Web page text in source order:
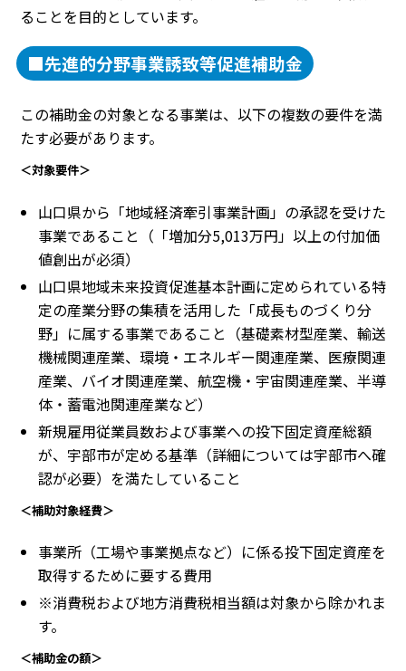
ることを目的としています。
■先進的分野事業誘致等促進補助金
この補助金の対象となる事業は、以下の複数の要件を満
たす必要があります。
＜対象要件＞
山口県から「地域経済牽引事業計画」の承認を受けた
事業であること（「増加分5,013万円」以上の付加価
値創出が必須）
山口県地域未来投資促進基本計画に定められている特
定の産業分野の集積を活用した「成長ものづくり分
野」に属する事業であること（基礎素材型産業、輸送
機械関連産業、環境・エネルギー関連産業、医療関連
産業、バイオ関連産業、航空機・宇宙関連産業、半導
体・蓄電池関連産業など）
新規雇用従業員数および事業への投下固定資産総額
が、宇部市が定める基準（詳細については宇部市へ確
認が必要）を満たしていること
＜補助対象経費＞
事業所（工場や事業拠点など）に係る投下固定資産を
取得するために要する費用
※消費税および地方消費税相当額は対象から除かれま
す。
＜補助金の額＞